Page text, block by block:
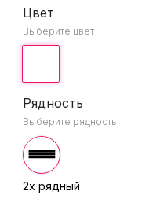
Цвет
Выберите цвет
Рядность
Выберите рядность
2х рядный